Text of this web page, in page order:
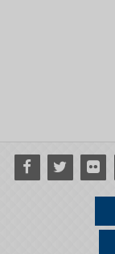
Facebook
Twitter Flickr